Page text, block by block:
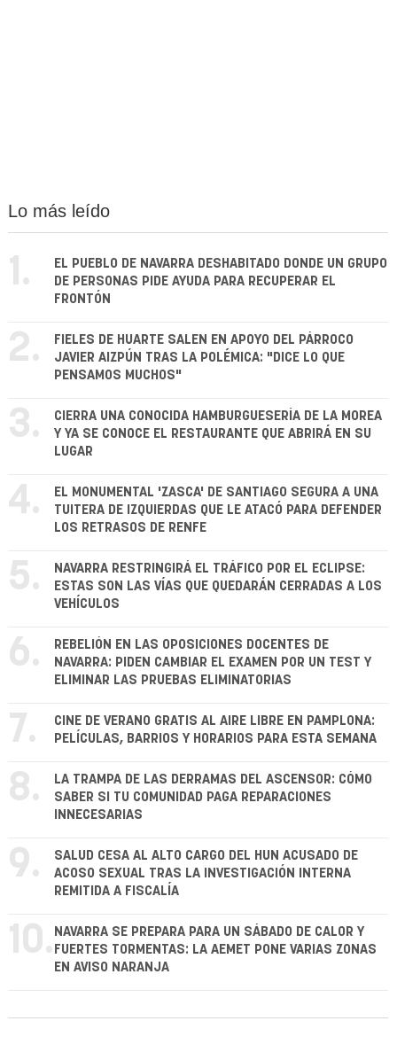
Lo más leído
1.
EL PUEBLO DE NAVARRA DESHABITADO DONDE UN GRUPO
DE PERSONAS PIDE AYUDA PARA RECUPERAR EL
FRONTÓN
2.
FIELES DE HUARTE SALEN EN APOYO DEL PÁRROCO
JAVIER AIZPÚN TRAS LA POLÉMICA: "DICE LO QUE
PENSAMOS MUCHOS"
3.
CIERRA UNA CONOCIDA HAMBURGUESERÍA DE LA MOREA
Y YA SE CONOCE EL RESTAURANTE QUE ABRIRÁ EN SU
LUGAR
4.
EL MONUMENTAL 'ZASCA' DE SANTIAGO SEGURA A UNA
TUITERA DE IZQUIERDAS QUE LE ATACÓ PARA DEFENDER
LOS RETRASOS DE RENFE
5.
NAVARRA RESTRINGIRÁ EL TRÁFICO POR EL ECLIPSE:
ESTAS SON LAS VÍAS QUE QUEDARÁN CERRADAS A LOS
VEHÍCULOS
6.
REBELIÓN EN LAS OPOSICIONES DOCENTES DE
NAVARRA: PIDEN CAMBIAR EL EXAMEN POR UN TEST Y
ELIMINAR LAS PRUEBAS ELIMINATORIAS
7.
CINE DE VERANO GRATIS AL AIRE LIBRE EN PAMPLONA:
PELÍCULAS, BARRIOS Y HORARIOS PARA ESTA SEMANA
8.
LA TRAMPA DE LAS DERRAMAS DEL ASCENSOR: CÓMO
SABER SI TU COMUNIDAD PAGA REPARACIONES
INNECESARIAS
9.
SALUD CESA AL ALTO CARGO DEL HUN ACUSADO DE
ACOSO SEXUAL TRAS LA INVESTIGACIÓN INTERNA
REMITIDA A FISCALÍA
10. NAVARRA SE PREPARA PARA UN SÁBADO DE CALOR Y
FUERTES TORMENTAS: LA AEMET PONE VARIAS ZONAS
EN AVISO NARANJA